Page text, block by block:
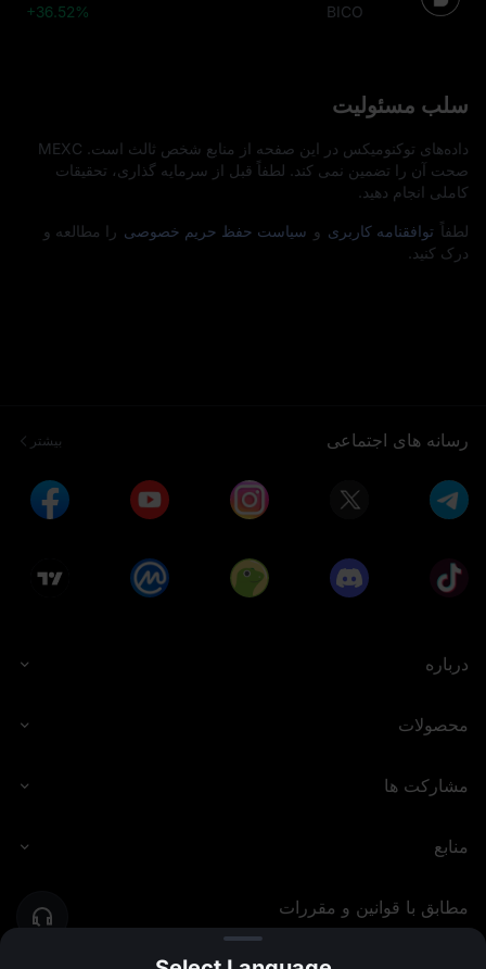
BICO
+36.52%
سلب مسئولیت
داده‌های توکنومیکس در این صفحه از منابع شخص ثالث است. MEXC
صحت آن را تضمین نمی‌ کند. لطفاً قبل از سرمایه‌ گذاری، تحقیقات
کاملی انجام دهید.
لطفاً توافقنامه کاربری و سیاست حفظ حریم خصوصی را مطالعه و
درک کنید.
رسانه های اجتماعی بیشتر
درباره
محصولات
مشارکت ها
منابع
مطابق با قوانین و مقررات